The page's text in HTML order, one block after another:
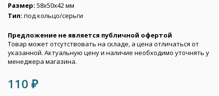
Размер: 58х50х42 мм
Тип: под кольцо/серьги
Предложение не является публичной офертой
Товар может отсутствовать на складе, а цена отличаться от
указанной. Актуальную цену и наличие необходимо уточнять у
менеджера магазина.
110 ₽